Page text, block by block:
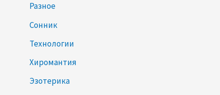
Разное
Сонник
Технологии
Хиромантия
Эзотерика